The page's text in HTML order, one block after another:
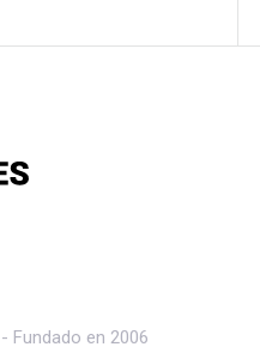
Fundado en 2006